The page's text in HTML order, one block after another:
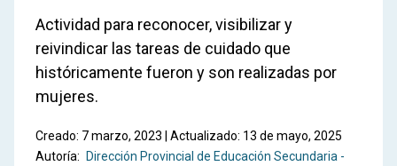
Actividad para reconocer, visibilizar y
reivindicar las tareas de cuidado que
históricamente fueron y son realizadas por
mujeres.
Creado: 7 marzo, 2023 | Actualizado: 13 de mayo, 2025
Autoría:
Dirección Provincial de Educación Secundaria -